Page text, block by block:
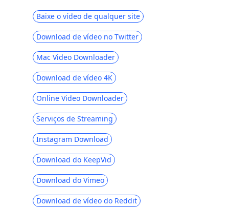
[2023 Atualizado] 12 melhores
downloaders de vídeo do Facebook |
Tente eles
[100% Trabalho] Baixe o vídeo do
Facebook Messenger 2023
Como encontrar postagens salvas no
Facebook [maneiras mais fáceis]
Grave vídeos do Facebook em qualquer
Por que o Facebook sempre pára e como
consertar isso [2023]
[Dicas comprovadas] Corrigir vídeos do
Facebook que não reproduzem
instantaneamente
Baixe o vídeo de qualquer site
Download de vídeo no Twitter
Mac Video Downloader
Download de vídeo 4K
Online Video Downloader
Serviços de Streaming
Instagram Download
Download do KeepVid
Download do Vimeo
Download de vídeo do Reddit